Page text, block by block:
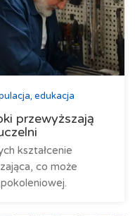
edukacja
przewyższają
kształcenie
co może